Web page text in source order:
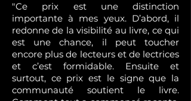
"Ce prix est une distinction
importante à mes yeux. D’abord, il
redonne de la visibilité au livre, ce qui
est une chance, il peut toucher
encore plus de lecteurs et de lectrices
et c’est formidable. Ensuite et
surtout, ce prix est le signe que la
communauté soutient le livre.